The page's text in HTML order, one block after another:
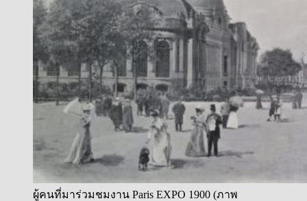
ผู้คนที่มาร่วมชมงาน Paris EXPO 1900 (ภาพ